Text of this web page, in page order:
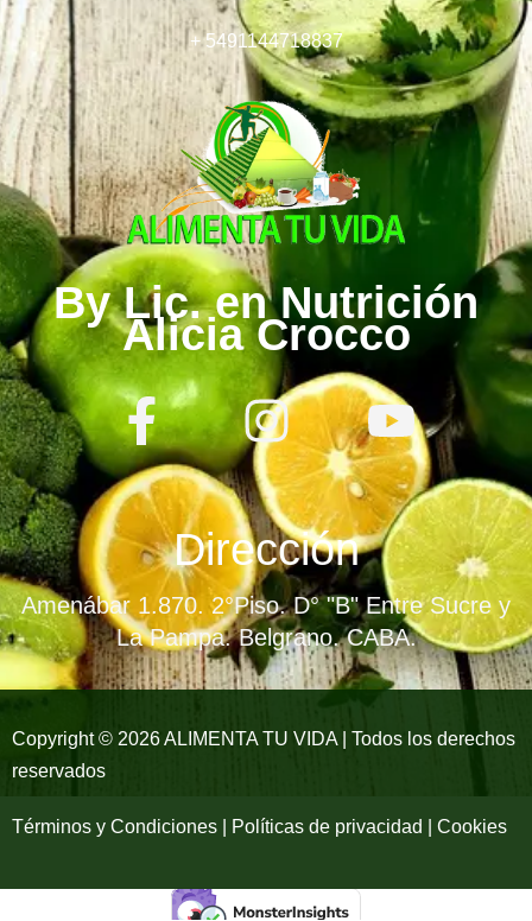
+ 5491144718837
By Lic. en Nutrición
Alicia Crocco
F
a
c
e
b
o
o
k
f
I
n
s
t
a
g
r
a
Y
o
u
t
u
b
e
Dirección
Amenábar 1.870. 2°Piso. D° "B" Entre Sucre y
La Pampa. Belgrano. CABA.
Copyright © 2026 ALIMENTA TU VIDA | Todos los derechos
reservados
Términos y Condiciones | Políticas de privacidad | Cookies